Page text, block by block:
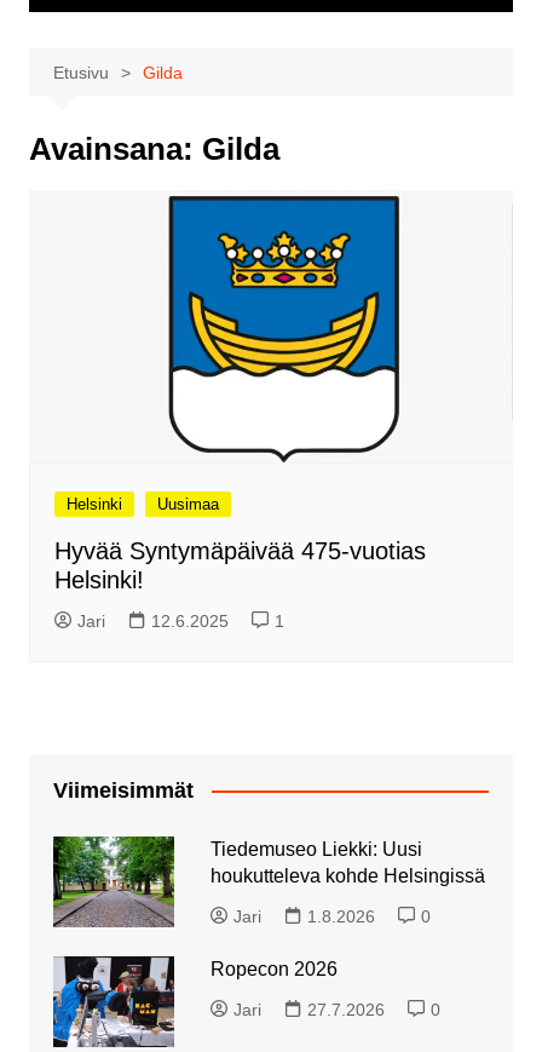
Etusivu Gilda
Avainsana: Gilda
Helsinki Uusimaa
Hyvää Syntymäpäivää 475-vuotias
Helsinki!
Jari 12.6.2025 1
Viimeisimmät
Tiedemuseo Liekki: Uusi
houkutteleva kohde Helsingissä
Jari 1.8.2026 0
Ropecon 2026
Jari 27.7.2026 0